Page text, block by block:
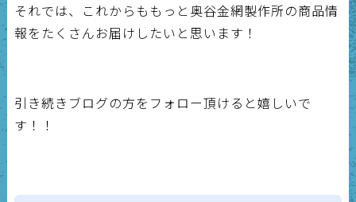
それでは、これからももっと奥谷金網製作所の商品情
報をたくさんお届けしたいと思います！
引き続きブログの方をフォロー頂けると嬉しいで
す！！